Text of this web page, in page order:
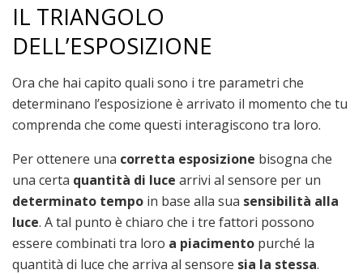
IL TRIANGOLO
DELL’ESPOSIZIONE
Ora che hai capito quali sono i tre parametri che
determinano l’esposizione è arrivato il momento che tu
comprenda che come questi interagiscono tra loro.
Per ottenere una corretta esposizione bisogna che
una certa quantità di luce arrivi al sensore per un
determinato tempo in base alla sua sensibilità alla
luce. A tal punto è chiaro che i tre fattori possono
essere combinati tra loro a piacimento purché la
quantità di luce che arriva al sensore sia la stessa.